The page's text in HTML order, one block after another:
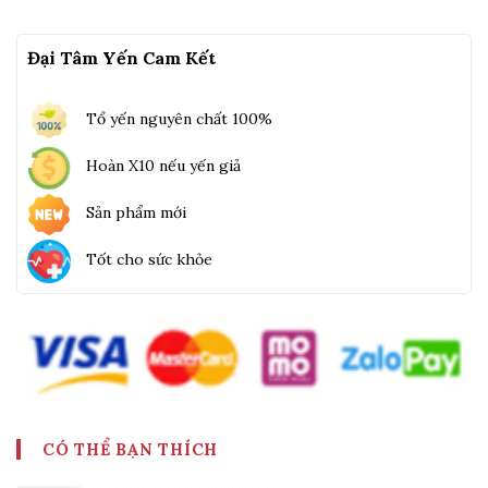
Đại Tâm Yến Cam Kết
Tổ yến nguyên chất 100%
Hoàn X10 nếu yến giả
Sản phẩm mới
Tốt cho sức khỏe
CÓ THỂ BẠN THÍCH